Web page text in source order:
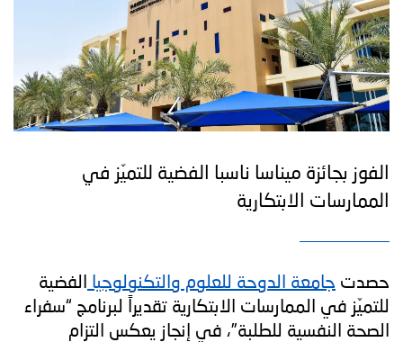
الفوز بجائزة ميناسا ناسبا الفضية للتميّز في
الممارسات الابتكارية
حصدت جامعة الدوحة للعلوم والتكنولوجيا الفضية
للتميّز في الممارسات الابتكارية تقديراً لبرنامج “سفراء
الصحة النفسية للطلبة”، في إنجاز يعكس التزام